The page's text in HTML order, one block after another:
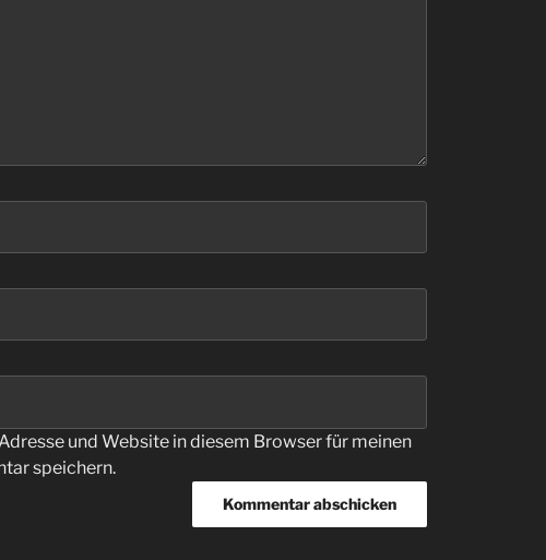
und Website in diesem Browser für meinen
speichern.